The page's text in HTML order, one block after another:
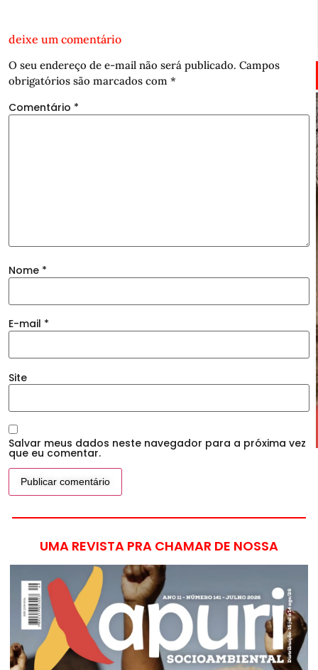
deixe um comentário
O seu endereço de e-mail não será publicado. Campos
obrigatórios são marcados com *
Comentário *
Nome *
E-mail *
Site
Salvar meus dados neste navegador para a próxima vez
que eu comentar.
UMA REVISTA PRA CHAMAR DE NOSSA